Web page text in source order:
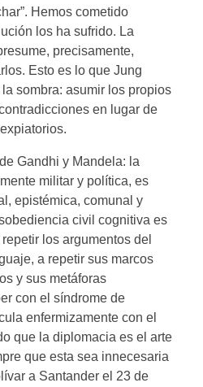
Hemos cometido
los ha sufrido. La
precisamente,
Esto es lo que Jung
la sombra: asumir los propios
en lugar de
Gandhi y Mandela: la
militar y política, es
epistémica, comunal y
civil cognitiva es
los argumentos del
a repetir sus marcos
y sus metáforas
con el síndrome de
enfermizamente con el
que la diplomacia es el arte
que esta sea innecesaria
a Santander el 23 de